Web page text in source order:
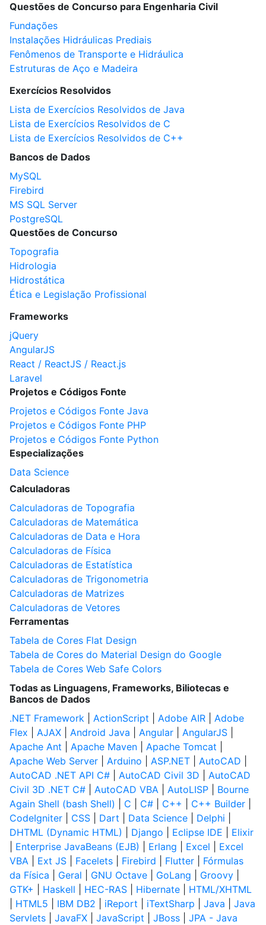
Questões de Concurso para Engenharia Civil
Fundações
Instalações Hidráulicas Prediais
Fenômenos de Transporte e Hidráulica
Estruturas de Aço e Madeira
Exercícios Resolvidos
Lista de Exercícios Resolvidos de Java
Lista de Exercícios Resolvidos de C
Lista de Exercícios Resolvidos de C++
Bancos de Dados
MySQL
Firebird
MS SQL Server
PostgreSQL
Questões de Concurso
Topografia
Hidrologia
Hidrostática
Ética e Legislação Profissional
Frameworks
jQuery
AngularJS
React / ReactJS / React.js
Laravel
Projetos e Códigos Fonte
Projetos e Códigos Fonte Java
Projetos e Códigos Fonte PHP
Projetos e Códigos Fonte Python
Especializações
Data Science
Calculadoras
Calculadoras de Topografia
Calculadoras de Matemática
Calculadoras de Data e Hora
Calculadoras de Física
Calculadoras de Estatística
Calculadoras de Trigonometria
Calculadoras de Matrizes
Calculadoras de Vetores
Ferramentas
Tabela de Cores Flat Design
Tabela de Cores do Material Design do Google
Tabela de Cores Web Safe Colors
Todas as Linguagens, Frameworks, Biliotecas e
Bancos de Dados
.NET Framework
ActionScript Adobe AIR
Adobe
Flex
AJAX Android Java Angular AngularJS
Apache Ant
Apache Maven Apache Tomcat
Apache Web Server
Arduino ASP.NET AutoCAD
AutoCAD .NET API C#
AutoCAD Civil 3D
AutoCAD
Civil 3D .NET C#
AutoCAD VBA AutoLISP
Bourne
Again Shell (bash Shell)
C C# C++ C++ Builder
CodeIgniter
CSS Dart Data Science Delphi
DHTML (Dynamic HTML)
Django Eclipse IDE
Elixir
Enterprise JavaBeans (EJB) Erlang Excel
Excel
VBA
Ext JS Facelets Firebird Flutter
Fórmulas
da Física
Geral GNU Octave GoLang Groovy
GTK+
Haskell HEC-RAS Hibernate
HTML/XHTML
HTML5 IBM DB2 iReport iTextSharp Java
Java
Servlets
JavaFX JavaScript JBoss JPA - Java